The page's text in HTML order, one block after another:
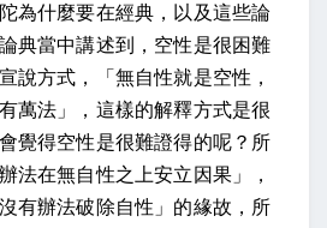
為什麼要在經典，以及這些論
典當中講述到，空性是很困難
說方式，「無自性就是空性，
萬法」，這樣的解釋方式是很
覺得空性是很難證得的呢？所
法在無自性之上安立因果」，
有辦法破除自性」的緣故，所